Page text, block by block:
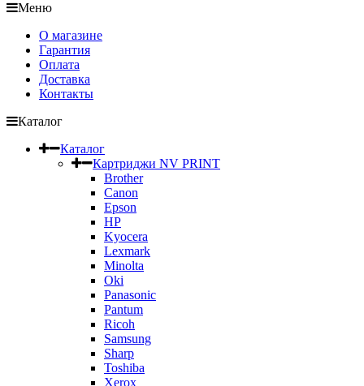
Меню
О магазине
Гарантия
Оплата
Доставка
Контакты
Каталог
Каталог
Картриджи NV PRINT
Brother
Canon
Epson
HP
Kyocera
Lexmark
Minolta
Oki
Panasonic
Pantum
Ricoh
Samsung
Sharp
Toshiba
Xerox